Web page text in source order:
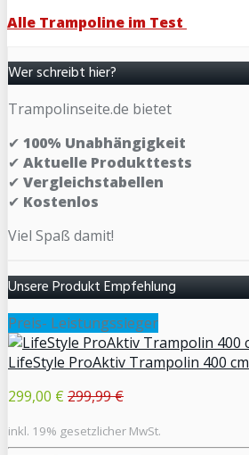
Alle Trampoline im Test
Wer schreibt hier?
Trampolinseite.de bietet
✔ 100% Unabhängigkeit
✔ Aktuelle Produkttests
✔ Vergleichstabellen
✔ Kostenlos
Viel Spaß damit!
Unsere Produkt Empfehlung
Preis- Leistungssieger
LifeStyle ProAktiv Trampolin 400 cm
299,00 € 299,99 €
inkl. 19% gesetzlicher MwSt.